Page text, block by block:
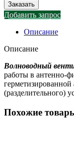
Заказать
Добавить запрос
Описание
Описание
Волноводный
работы в антенно-
герметизированной
(разделительного)
Похожие